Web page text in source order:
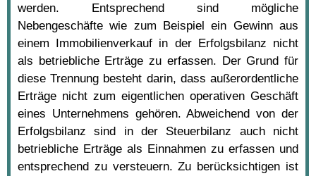
werden. Entsprechend sind mögliche
Nebengeschäfte wie zum Beispiel ein Gewinn aus
einem Immobilienverkauf in der Erfolgsbilanz nicht
als betriebliche Erträge zu erfassen. Der Grund für
diese Trennung besteht darin, dass außerordentliche
Erträge nicht zum eigentlichen operativen Geschäft
eines Unternehmens gehören. Abweichend von der
Erfolgsbilanz sind in der Steuerbilanz auch nicht
betriebliche Erträge als Einnahmen zu erfassen und
entsprechend zu versteuern. Zu berücksichtigen ist